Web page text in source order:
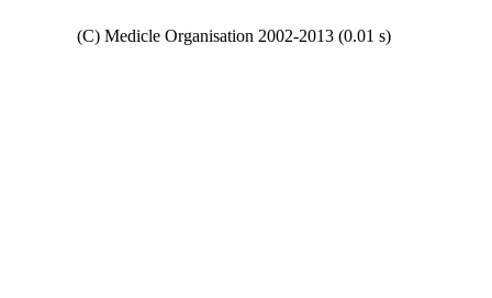
(C) Medicle Organisation 2002-2013 (0.01 s)